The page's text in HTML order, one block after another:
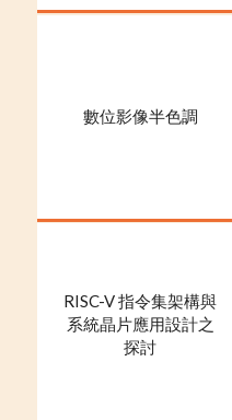
數位影像半色調
RISC-V 指令集架構與
系統晶片應用設計之
探討